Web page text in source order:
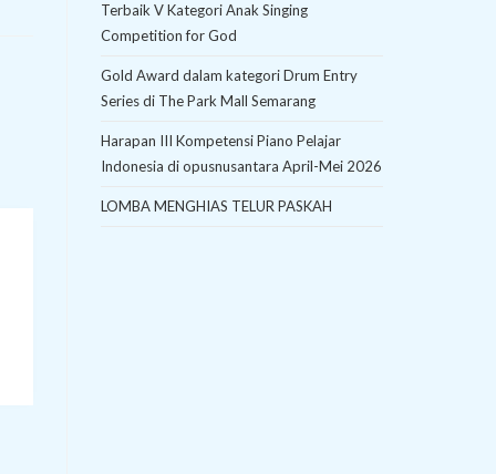
Terbaik V Kategori Anak Singing
Competition for God
Gold Award dalam kategori Drum Entry
Series di The Park Mall Semarang
Harapan III Kompetensi Piano Pelajar
Indonesia di opusnusantara April-Mei 2026
LOMBA MENGHIAS TELUR PASKAH